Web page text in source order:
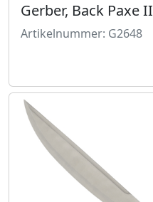
Gerber, Back Paxe II
Artikelnummer: G2648